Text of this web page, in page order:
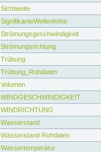
Sichtweite
SignifikanteWellenhöhe
Strömungsgeschwindigkeit
Strömungsrichtung
Trübung
Trübung_Rohdaten
Volumen
WINDGESCHWINDIGKEIT
WINDRICHTUNG
Wasserstand
Wasserstand Rohdaten
Wassertemperatur